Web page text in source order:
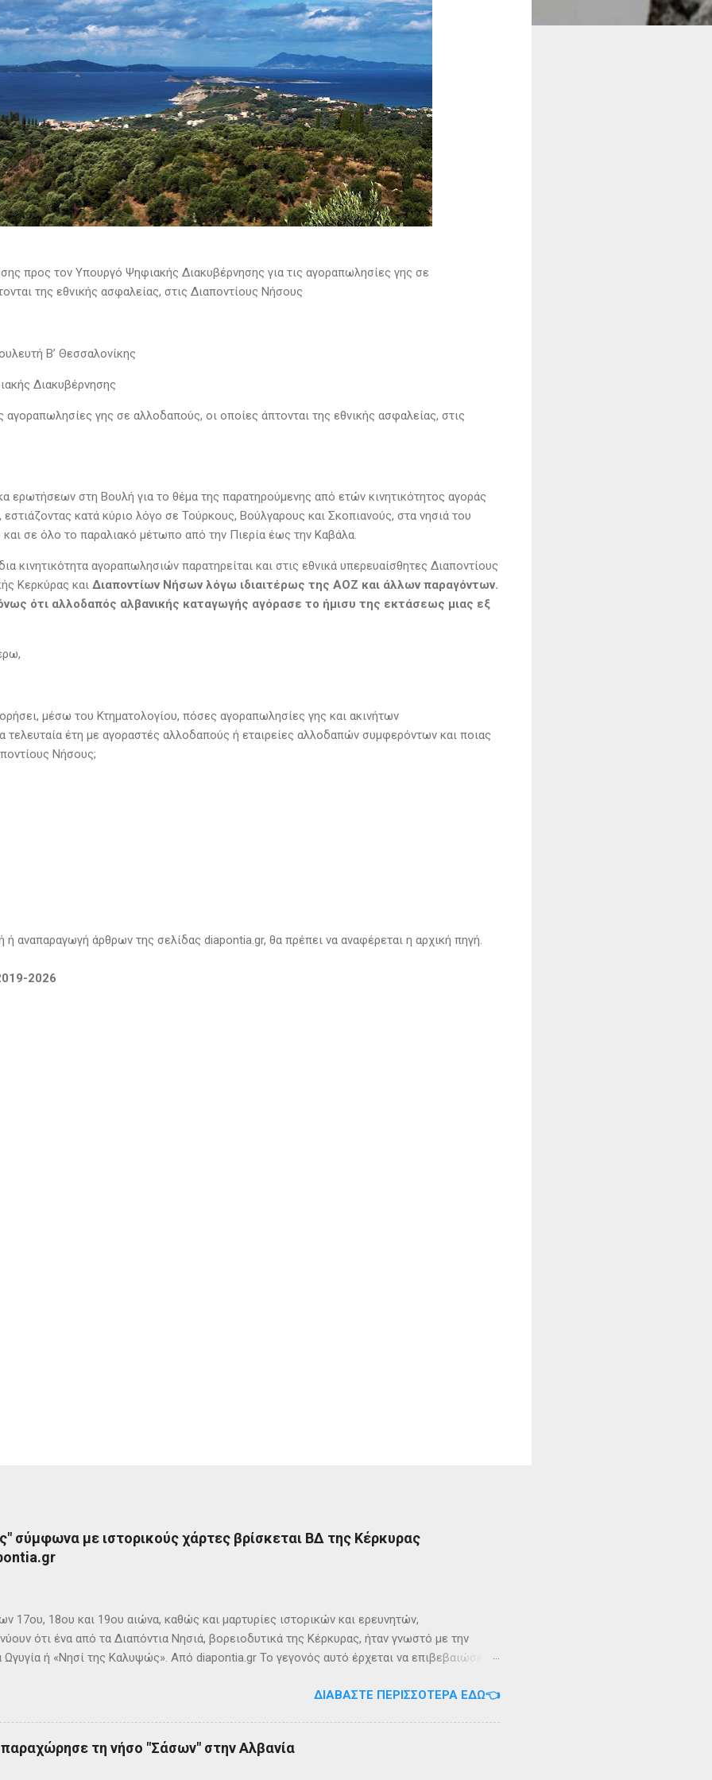
προς τον Υπουργό Ψηφιακής Διακυβέρνησης για τις αγοραπωλησίες γης σε
της εθνικής ασφαλείας, στις Διαποντίους Νήσους
Β’ Θεσσαλονίκης
Διακυβέρνησης
αγοραπωλησίες γης σε αλλοδαπούς, οι οποίες άπτονται της εθνικής ασφαλείας, στις
ερωτήσεων στη Βουλή για το θέμα της παρατηρούμενης από ετών κινητικότητος αγοράς
κατά κύριο λόγο σε Τούρκους, Βούλγαρους και Σκοπιανούς, στα νησιά του
σε όλο το παραλιακό μέτωπο από την Πιερία έως την Καβάλα.
κινητικότητα αγοραπωλησιών παρατηρείται και στις εθνικά υπερευαίσθητες Διαποντίους
Κερκύρας και Διαποντίων Νήσων λόγω ιδιαιτέρως της ΑΟΖ και άλλων παραγόντων.
ότι αλλοδαπός αλβανικής καταγωγής αγόρασε το ήμισυ της εκτάσεως μιας εξ
μέσω του Κτηματολογίου, πόσες αγοραπωλησίες γης και ακινήτων
τελευταία έτη με αγοραστές αλλοδαπούς ή εταιρείες αλλοδαπών συμφερόντων και ποιας
Νήσους;
ή αναπαραγωγή άρθρων της σελίδας diapontia.gr, θα πρέπει να αναφέρεται η αρχική πηγή.
2026
σύμφωνα με ιστορικούς χάρτες βρίσκεται ΒΔ της Κέρκυρας
17ου, 18ου και 19ου αιώνα, καθώς και μαρτυρίες ιστορικών και ερευνητών,
ότι ένα από τα Διαπόντια Νησιά, βορειοδυτικά της Κέρκυρας, ήταν γνωστό με την
Ωγυγία ή «Νησί της Καλυψώς». Από diapontia.gr Το γεγονός αυτό έρχεται να επιβεβαιώσει
οι Οθωνοί ήταν το νησί της νύμφης Καλυψούς , κόρης του Άτλαντα η οποία ζούσε σε μία
το νησί Ὠγυγία , στο οποίο υπήρχε έντονη ευωδία από κυπαρίσσι. Φεύγωντας ο
ΔΙΑΒΆΣΤΕ ΠΕΡΙΣΣΌΤΕΡΑ ΕΔΏ👈
τη νήσο "Σάσων" στην Αλβανία